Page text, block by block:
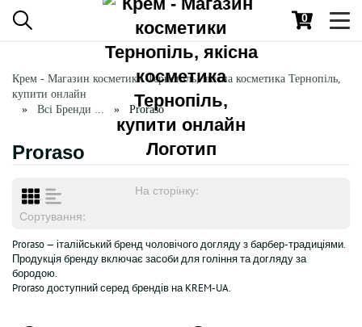
0
Крем - Магазин косметики Тернопіль, якісна косметика Тернопіль,
купити онлайн
Всі Бренди ...
Proraso
Proraso
На сторінку:
Сортування:
Proraso — італійський бренд чоловічого догляду з барбер-традиціями.
Продукція бренду включає засоби для гоління та догляду за
бородою.
Proraso доступний серед брендів на KREM-UA.